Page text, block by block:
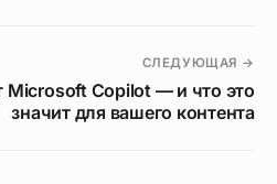
СЛЕДУЮЩАЯ →
Microsoft Copilot — и что это
значит для вашего контента